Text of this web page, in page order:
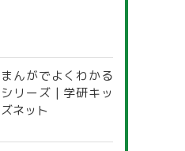
まんがでよくわかる
シリーズ | 学研キッ
ズネット